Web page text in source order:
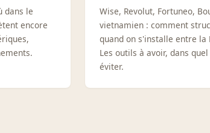
dans le
encore
Wise, Revolut, Fortuneo,
vietnamien : comment
quand on s'installe entre la
Les outils à avoir, dans
éviter.